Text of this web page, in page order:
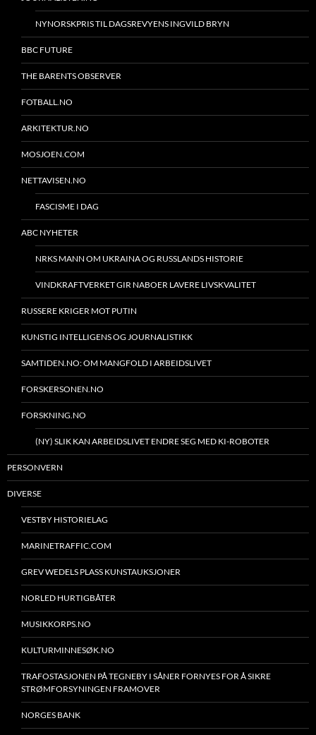
NYNORSKPRIS TIL DAGSREVYENS INGVILD BRYN
BBC FUTURE
THE BARENTS OBSERVER
FOTBALL.NO
ARKITEKTUR.NO
MOSJOEN.COM
NETTAVISEN.NO
FASCISME I DAG
ABC NYHETER
NRKS MANN OM UKRAINA OG RUSSLANDS HISTORIE
VINDKRAFTVERKET GIR NABOER LAVERE LIVSKVALITET
RUSSERE KRIGER MOT PUTIN
KUNSTIG INTELLIGENS OG JOURNALISTIKK
SAMTIDEN.NO: OM MANGFOLD I ARBEIDSLIVET
FORSKERSONEN.NO
FORSKNING.NO
(NY) SLIK KAN ARBEIDSLIVET ENDRE SEG MED KI-ROBOTER
PERSONVERN
DIVERSE
VESTBY HISTORIELAG
MARINETRAFFIC.COM
GREV WEDELS PLASS KUNSTAUKSJONER
NORLED HURTIGBÅTER
MUSIKKORPS.NO
KULTURMINNESØK.NO
TRAFOSTASJONEN PÅ TEGNEBY I SÅNER FORNYES FOR Å SIKRE
STRØMFORSYNINGEN FRAMOVER
NORGES BANK